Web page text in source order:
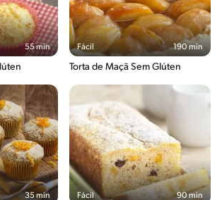
55 min Fácil 190 min
Torta de Maçã Sem Glúten
35 min Fácil 90 min